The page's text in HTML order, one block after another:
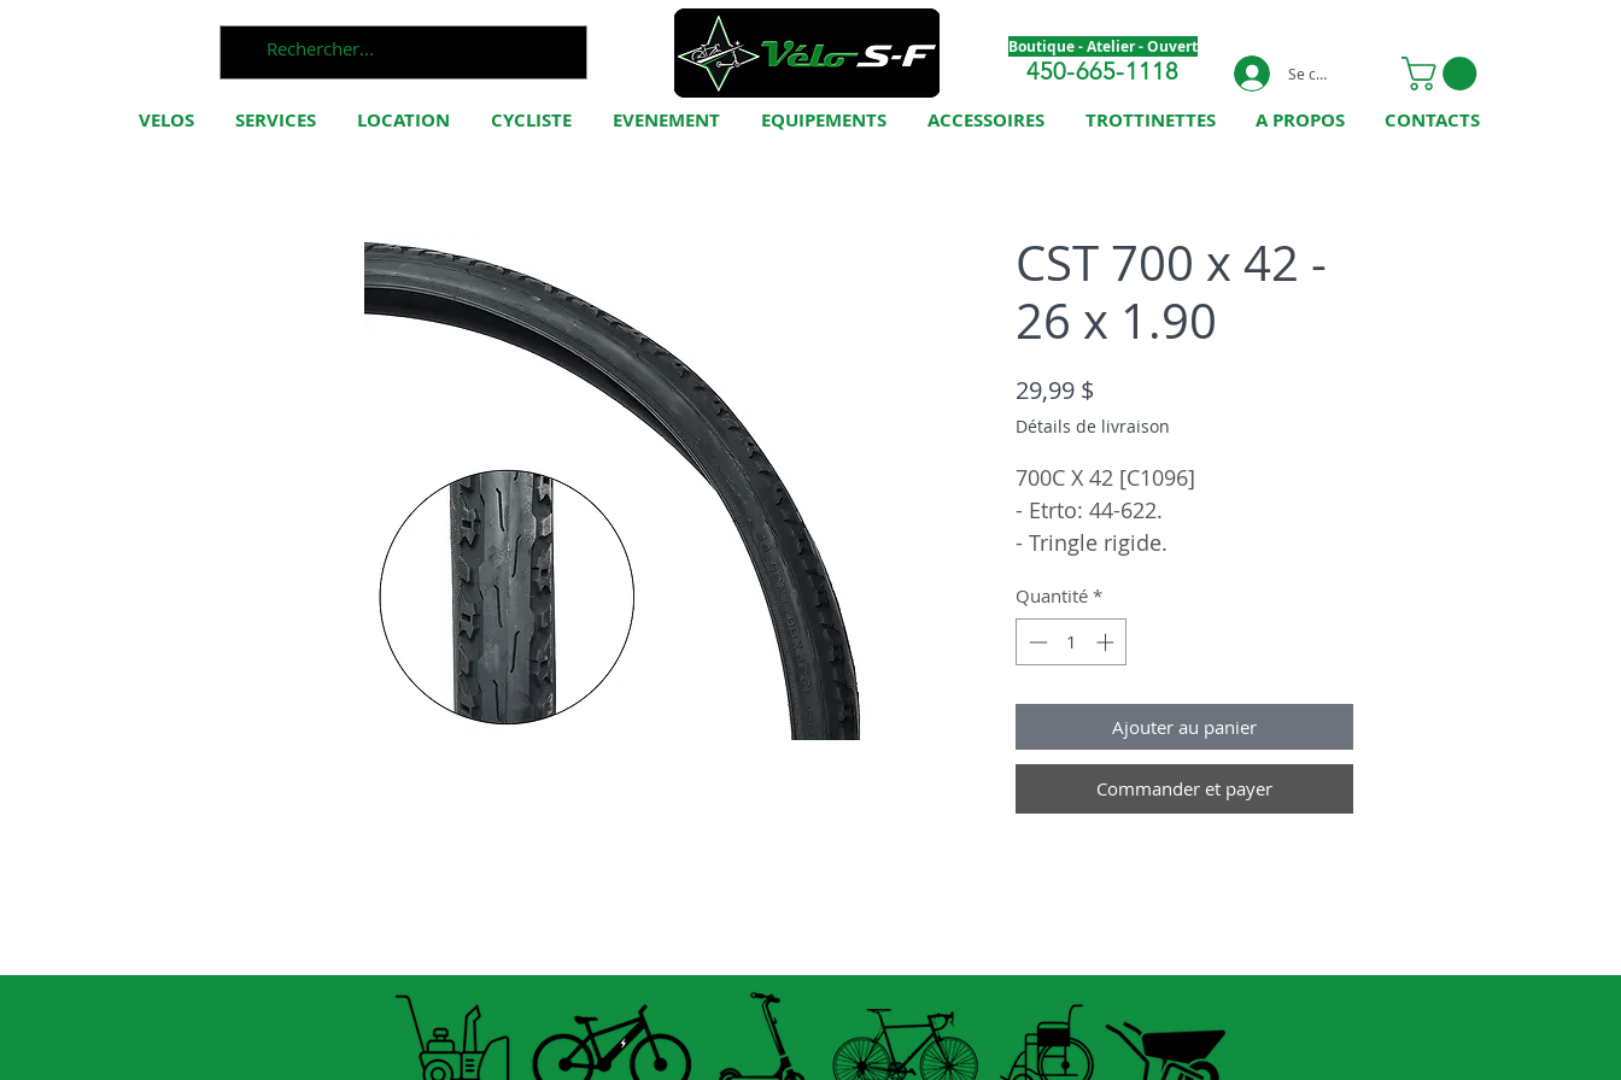
Boutique - Atelier - Ouvert
450-665-1118 Se connecter
VELOS SERVICES LOCATION CYCLISTE EVENEMENT EQUIPEMENTS ACCESSOIRES TROTTINETTES A PROPOS CONTACTS
CST 700 x 42 -
26 x 1.90
29,99 $
Détails de livraison
700C X 42 [C1096]
- Etrto: 44-622.
- Tringle rigide.
26" X 1.90 [C1096]
- Etrto: 51-559.
- Tringle rigide.
- PSI: 40-65.
Quantité *
Ajouter au panier
Commander et payer